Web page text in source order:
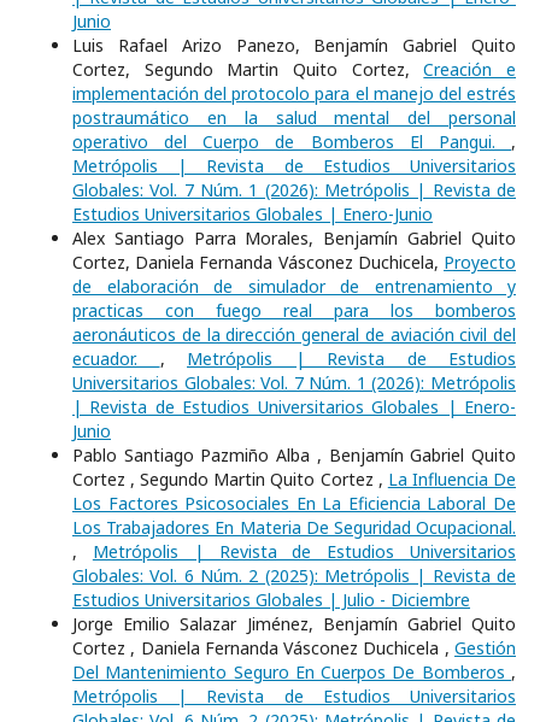
Junio
Luis Rafael Arizo Panezo, Benjamín Gabriel Quito
Cortez, Segundo Martin Quito Cortez,Creación e
implementación del protocolo para el manejo del estrés
postraumático en la salud mental del personal
operativo del Cuerpo de Bomberos El Pangui. ,
Metrópolis | Revista de Estudios Universitarios
Globales: Vol. 7 Núm. 1 (2026): Metrópolis | Revista de
Estudios Universitarios Globales | Enero-Junio
Alex Santiago Parra Morales, Benjamín Gabriel Quito
Cortez, Daniela Fernanda Vásconez Duchicela, Proyecto
de elaboración de simulador de entrenamiento y
practicas con fuego real para los bomberos
aeronáuticos de la dirección general de aviación civil del
ecuador. , Metrópolis | Revista de Estudios
Universitarios Globales: Vol. 7 Núm. 1 (2026): Metrópolis
| Revista de Estudios Universitarios Globales | Enero-
Junio
Pablo Santiago Pazmiño Alba , Benjamín Gabriel Quito
Cortez , Segundo Martin Quito Cortez , La Influencia De
Los Factores Psicosociales En La Eficiencia Laboral De
Los Trabajadores En Materia De Seguridad Ocupacional.
, Metrópolis | Revista de Estudios Universitarios
Globales: Vol. 6 Núm. 2 (2025): Metrópolis | Revista de
Estudios Universitarios Globales | Julio - Diciembre
Jorge Emilio Salazar Jiménez, Benjamín Gabriel Quito
Cortez , Daniela Fernanda Vásconez Duchicela , Gestión
Del Mantenimiento Seguro En Cuerpos De Bomberos ,
Metrópolis | Revista de Estudios Universitarios